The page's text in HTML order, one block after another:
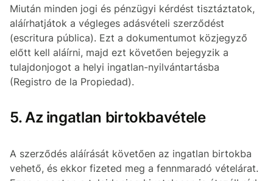
Miután minden jogi és pénzügyi kérdést tisztáztatok,
aláírhatjátok a végleges adásvételi szerződést
(escritura pública). Ezt a dokumentumot közjegyző
előtt kell aláírni, majd ezt követően bejegyzik a
tulajdonjogot a helyi ingatlan-nyilvántartásba
(Registro de la Propiedad).
5. Az ingatlan birtokbavétele
A szerződés aláírását követően az ingatlan birtokba
vehető, és ekkor fizeted meg a fennmaradó vételárat.